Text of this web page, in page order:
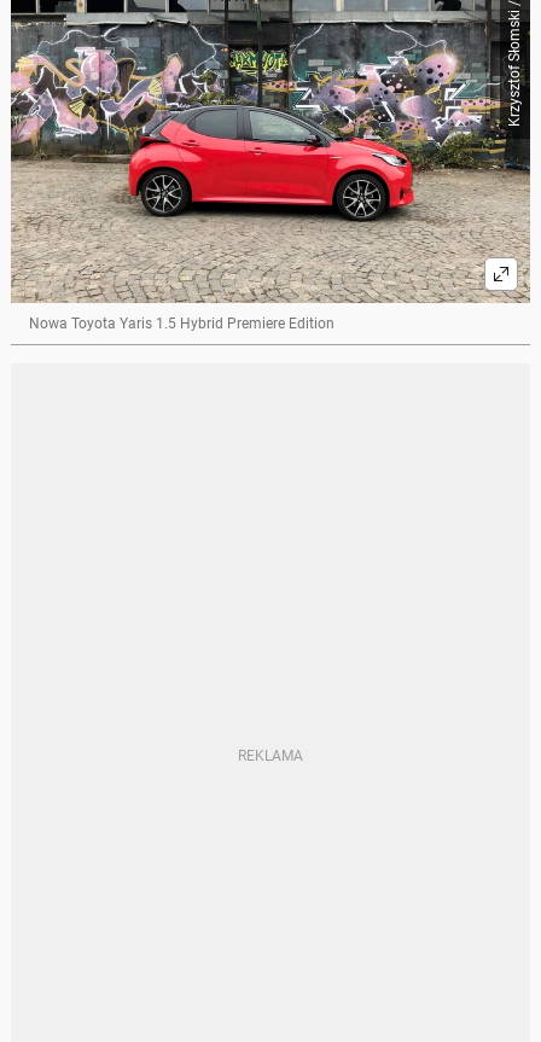
Nowa Toyota Yaris 1.5 Hybrid Premiere Edition